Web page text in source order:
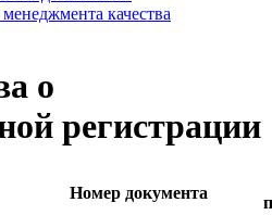
качества
о
регистрации
Номер документа